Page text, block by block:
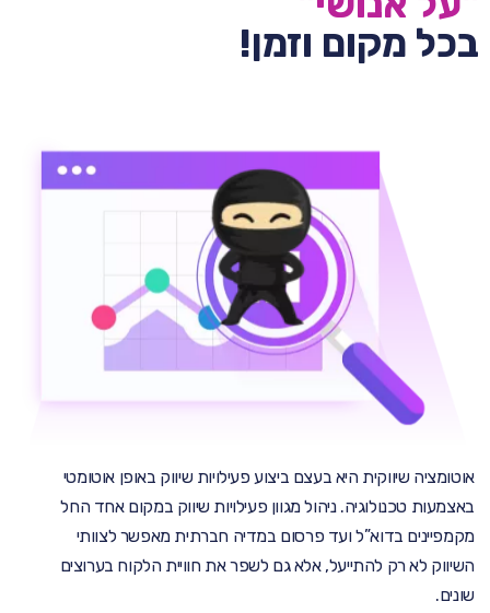
בכל מקום וזמן!
אוטומציה שיווקית היא בעצם ביצוע פעילויות שיווק באופן אוטומטי
באצמעות טכנולוגיה. ניהול מגוון פעילויות שיווק במקום אחד החל
מקמפיינים בדוא”ל ועד פרסום במדיה חברתית מאפשר לצוותי
השיווק לא רק להתייעל, אלא גם לשפר את חוויית הלקוח בערוצים
שונים.